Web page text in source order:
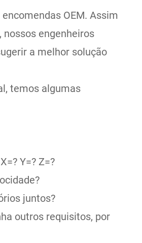
OEM. Assim
nossos engenheiros
a melhor solução
temos algumas
Y=? Z=?
juntos?
outros requisitos, por